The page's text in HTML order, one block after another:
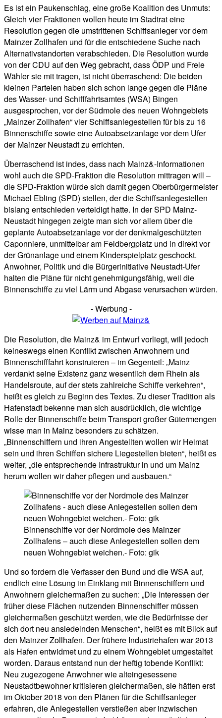
Es ist ein Paukenschlag, eine große Koalition des Unmuts:
Gleich vier Fraktionen wollen heute im Stadtrat eine
Resolution gegen die umstrittenen Schiffsanleger vor dem
Mainzer Zollhafen und für die entschiedene Suche nach
Alternativstandorten verabschieden. Die Resolution wurde
von der CDU auf den Weg gebracht, dass ÖDP und Freie
Wähler sie mit tragen, ist nicht überraschend: Die beiden
kleinen Parteien haben sich schon lange gegen die Pläne
des Wasser- und Schifffahrtsamtes (WSA) Bingen
ausgesprochen, vor der Südmole des neuen Wohngebiets
„Mainzer Zollhafen“ vier Schiffsanlegestellen für bis zu 16
Binnenschiffe sowie eine Autoabsetzanlage vor dem Ufer
der Mainzer Neustadt zu errichten.
Überraschend ist indes, dass nach Mainz&-Informationen
wohl auch die SPD-Fraktion die Resolution mittragen will –
die SPD-Fraktion würde sich damit gegen Oberbürgermeister
Michael Ebling (SPD) stellen, der die Schiffsanlegestellen
bislang entschieden verteidigt hatte. In der SPD Mainz-
Neustadt hingegen zeigte man sich vor allem über die
geplante Autoabsetzanlage vor der denkmalgeschützten
Caponniere, unmittelbar am Feldbergplatz und in direkt vor
der Grünanlage und einem Kinderspielplatz geschockt.
Anwohner, Politik und die Bürgerinitiative Neustadt-Ufer
halten die Pläne für nicht genehmigungsfähig, weil die
Binnenschiffe zu viel Lärm und Abgase verursachen würden.
- Werbung -
Die Resolution, die Mainz& im Entwurf vorliegt, will jedoch
keineswegs einen Konflikt zwischen Anwohnern und
Binnenschifffahrt konstruieren – im Gegenteil: „Mainz
verdankt seine Existenz ganz wesentlich dem Rhein als
Handelsroute, auf der stets zahlreiche Schiffe verkehren“,
heißt es gleich zu Beginn des Textes. Zu dieser Tradition als
Hafenstadt bekenne man sich ausdrücklich, die wichtige
Rolle der Binnenschiffe beim Transport großer Gütermengen
wisse man in Mainz besonders zu schätzen.
„Binnenschiffern und ihren Angestellten wollen wir Heimat
sein und ihren Schiffen sichere Liegestellen bieten“, heißt es
weiter, „die entsprechende Infrastruktur in und um Mainz
herum wollen wir daher pflegen und ausbauen.“
Binnenschiffe vor der Nordmole des Mainzer
Zollhafens – auch diese Anlegestellen sollen dem
neuen Wohngebiet weichen.- Foto: gik
Und so fordern die Verfasser den Bund und die WSA auf,
endlich eine Lösung im Einklang mit Binnenschiffern und
Anwohnern gleichermaßen zu suchen: „Die Interessen der
früher diese Flächen nutzenden Binnenschiffer müssen
gleichermaßen geschützt werden, wie die Bedürfnisse der
sich dort neu ansiedelnden Menschen“, heißt es mit Blick auf
den Mainzer Zollhafen. Der frühere Industriehafen war 2013
als Hafen entwidmet und zu einem Wohngebiet umgestaltet
worden. Daraus entstand nun der heftig tobende Konflikt:
Neu zugezogene Anwohner wie alteingesessene
Neustadtbewohner kritisieren gleichermaßen, sie hätten erst
im Oktober 2018 von den Plänen für die Schiffsanleger
erfahren, die Anlegestellen verstießen aber inzwischen